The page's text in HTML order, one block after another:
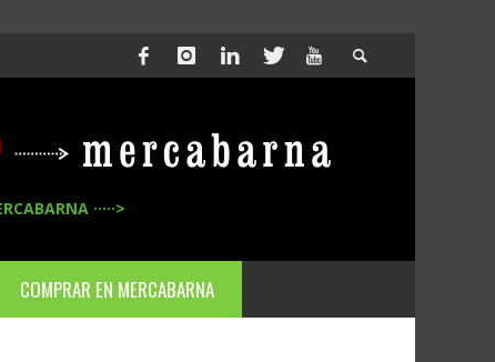
·····>
COMPRAR EN MERCABARNA